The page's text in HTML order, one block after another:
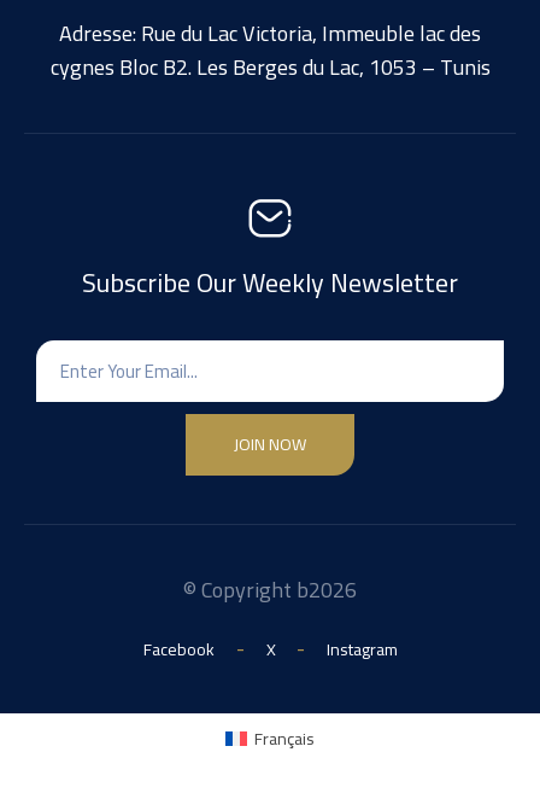
Adresse: Rue du Lac Victoria, Immeuble lac des
cygnes Bloc B2. Les Berges du Lac, 1053 – Tunis
Subscribe Our Weekly Newsletter
JOIN NOW
© Copyright b2026
Facebook - X - Instagram
Français